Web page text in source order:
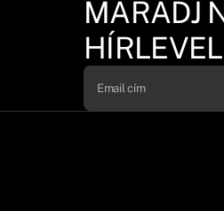
MARADJ